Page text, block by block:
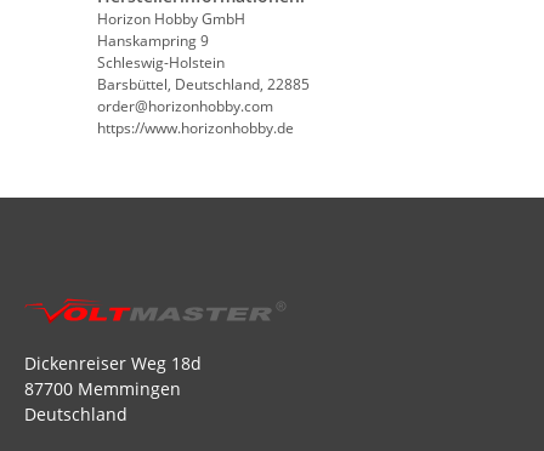
Horizon Hobby GmbH
Hanskampring 9
Schleswig-Holstein
Barsbüttel, Deutschland, 22885
order@horizonhobby.com
https://www.horizonhobby.de
Dickenreiser Weg 18d
87700 Memmingen
Deutschland